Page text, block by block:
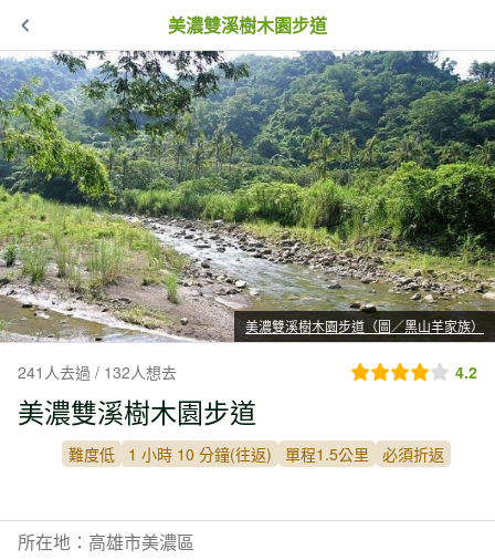
美濃雙溪樹木園步道
美濃雙溪樹木園步道（圖／黑山羊家族）
241人去過 / 132人想去 4.2
美濃雙溪樹木園步道
難度低 1 小時 10 分鐘(往返) 單程1.5公里 必須折返
所在地：高雄市美濃區